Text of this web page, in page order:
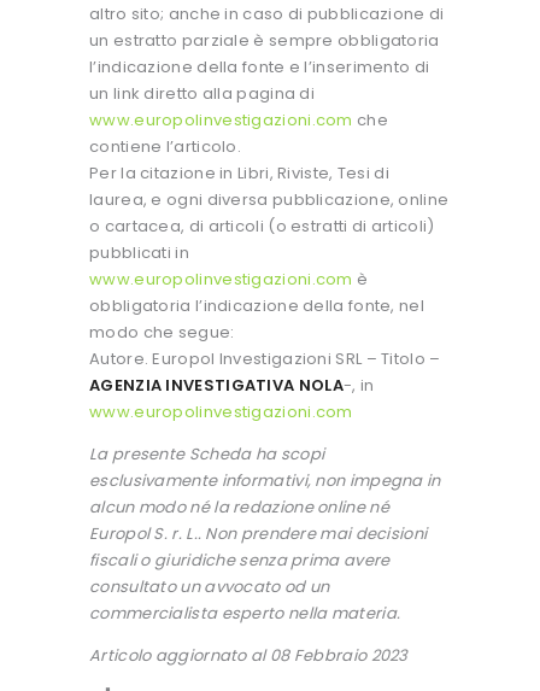
altro sito; anche in caso di pubblicazione di
un estratto parziale è sempre obbligatoria
l’indicazione della fonte e l’inserimento di
un link diretto alla pagina di
www.europolinvestigazioni.com che
contiene l’articolo.
Per la citazione in Libri, Riviste, Tesi di
laurea, e ogni diversa pubblicazione, online
o cartacea, di articoli (o estratti di articoli)
pubblicati in
www.europolinvestigazioni.com è
obbligatoria l’indicazione della fonte, nel
modo che segue:
Autore. Europol Investigazioni SRL – Titolo –
AGENZIA INVESTIGATIVA NOLA-, in
www.europolinvestigazioni.com
La presente Scheda ha scopi
esclusivamente informativi, non impegna in
alcun modo né la redazione online né
Europol S. r. L.. Non prendere mai decisioni
fiscali o giuridiche senza prima avere
consultato un avvocato od un
commercialista esperto nella materia.
Articolo aggiornato al 08 Febbraio 2023